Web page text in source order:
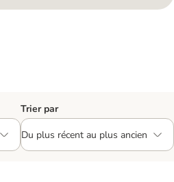
Trier par